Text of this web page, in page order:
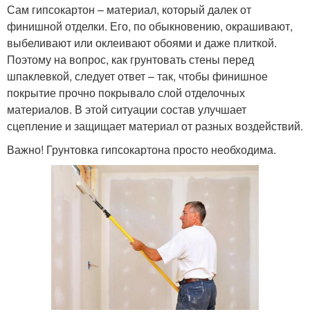
Сам гипсокартон – материал, который далек от
финишной отделки. Его, по обыкновению, окрашивают,
выбеливают или оклеивают обоями и даже плиткой.
Поэтому на вопрос, как грунтовать стены перед
шпаклевкой, следует ответ – так, чтобы финишное
покрытие прочно покрывало слой отделочных
материалов. В этой ситуации состав улучшает
сцепление и защищает материал от разных воздействий.
Важно! Грунтовка гипсокартона просто необходима.